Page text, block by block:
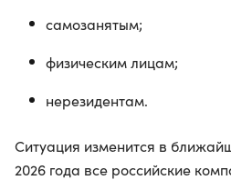
самозанятым;
физическим лицам;
нерезидентам.
Ситуация изменится в
2026 года все российские